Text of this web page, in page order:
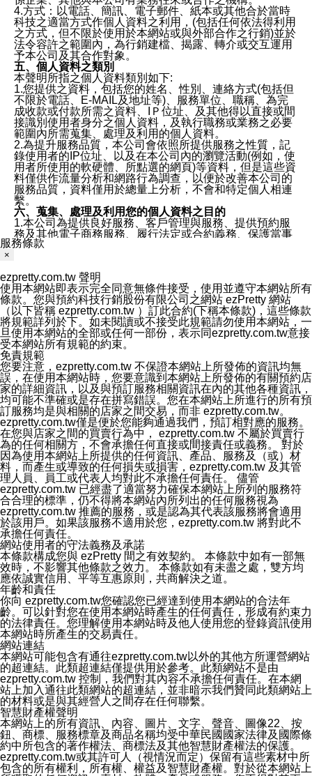
4.方式：以電話、簡訊、電子郵件、紙本或其他合於當時
科技之適當方式作個人資料之利用，(包括任何依法得利用
之方式，但不限於使用於本網站或與外部合作之行銷)並於
法令容許之範圍內，為行銷建檔、揭露、轉介或交互運用
予本公司及其合作對象。
五、個人資料之類別
本聲明所指之個人資料類別如下:
1.您提供之資料，包括您的姓名、性別、連絡方式(包括但
不限於電話、E-MAIL及地址等)、服務單位、職稱、為完
成收款或付款所需之資料、IＰ位址、及其他得以直接或間
接識別使用者身分之個人資料，及執行職務或業務之必要
範圍內所需蒐集、處理及利用的個人資料。
2.為提升服務品質，本公司會依照所提供服務之性質，記
錄使用者的IP位址、以及在本公司內的瀏覽活動(例如，使
用者所使用的軟硬體、所點選的網頁)等資料，但是這些資
料僅供作流量分析和網路行為調查，以便於改善本公司的
服務品質，資料僅用於總量上分析，不會和特定個人相連
繫。
六、蒐集、處理及利用您的個人資料之目的
1.本公司為提供良好服務、客戶管理與服務、提供預約服
務及其他電子商務服務、履行法定或合約義務、保護當事
人及相關利害關係人之權益、售後服務、經營合於營業登
蒐集、處理及利用您的個人資料。
2.本公司僅蒐集為執行上述特定目的所必要提供之個人資
料，並在前揭特定目的存續期間及法令規定之期間內，以
有利於達成前揭特定目的之方式(包括但不限於電腦處理、
郵寄、電話、傳真)，於中華民國境內及法令許可之範圍內
加以處理及利用。
七、資料安全性
1、本公司ezPretty網站平台使用企業標準慣例來保護您個
人辨認資料的秘密性，特別使用最高等級亞馬遜機房及防
火牆來強化資訊安全，防止駭客攻擊以及異地備援。
2.本公司ezPretty網站將資料視為必須保護其免於滅失及未
經授權而存取的資產，本公司使用多項安全措施以保護此
類資料免於公司內外部的會員未經授權的存取。
八、查詢或更正的方式
用戶個人資料有變更、或發現個人資料不正確的時候，可
以隨時在本公司ezPretty網站中要求更正，包括要求停止
寄發相關訊息等。
九、Instagram貼文同步功能
您可以透過ezPretty店家系統後台所提供Instagram貼文同
步功能，來將Instagram的貼文同步到 ezPretty 的作品集，
使用此功能您需要授權本公司存取您的Instagram帳號，您
的授權將僅用於同步您的貼文至店家系統。
十、取消Instagram授權方式
如果您有使用ezPretty網站所提供Instagram貼文同步功
能，您可以於任何時間取消您的 Instagram 授權，只需要
透過電子郵件和服務人員聯絡，本公司會盡快清除您的授
權資料，或是您可以登入店家系統後台使用取消授權功
能，系統將立即清除您的授權資料，並完全清除您透過此
功能所同步的Instagram貼文。
十一、取消帳號資料方式
如果您有使用本公司ezPretty網站所提供功能，您可以於
任何時間取消您的帳號或是資料，只需要透過電子郵件( e-
mail:[email protected])和服務人員聯絡，本公司會盡快清
除您的帳號和相關資料。
十二、隱私權聲明的更新
本公司將不定時更新隱私權聲明，以反映服務的變更和顧
客的意見反應。當本公司更新此隱私權聲明，您將在
ezPretty網站 首頁上看到隱私權聲明連結旁的 "updated"
註記。如果聲明的內容有所變更，或是處理您個人資訊的
方式有所變動，本公司一定會先更新隱私權聲明才會接著
執行該項變更措施。本公司鼓勵您定期檢視隱私權聲明，
以得知 ezPretty 網站如何保護您的個人資訊。
十三、自我保護措施
請妥善保管您的使用者名稱、密碼及個人資料，不要提供
給任何人。在您完成個人化服務之使用後，請務必記得登
服務條款
×
ezpretty.com.tw 聲明
使用本網站即表示完全同意無條件接受，使用並遵守本網站所有
條款。您與預約科技行銷股份有限公司之網站 ezPretty 網站
（以下皆稱 ezpretty.com.tw ）訂此合約(下稱本條款)，這些條款
將規範詳列於下。如未閱讀或不接受此規範請勿使用本網站，一
旦使用本網站的全部或任何一部份，表示同ezpretty.com.tw意接
受本網站所有規範的約束。
免責規範
您要注意，ezpretty.com.tw 不保證本網站上所發佈的資訊均無
誤，在使用本網站時，您要意識到本網站上所發佈的有關預約店
家的詳細資訊，以及與預訂服務相關資訊在內的其他各種資訊，
均可能不準確或是存在拼寫錯誤。您在本網站上所進行的所有預
訂服務均是與相關的店家之間交易，而非 ezpretty.com.tw。
ezpretty.com.tw僅是便於您能夠通過我們，預訂相對應的服務。
在您與店家之間的買賣行為中， ezpretty.com.tw 不屬於買賣行
為的任何相關方，不會承擔任何直接或間接責任或義務。 對於
因為使用本網站上所提供的任何資訊、產品、服務及（或）材
料，而產生或導致的任何損失或損害，ezpretty.com.tw 及其管
理人員、員工或代表人均對此不承擔任何責任。 儘管
ezpretty.com.tw 已經盡了適當努力確保本網站上所列的服務符
合合理的標準，仍不得將本網站內所列出的任何服務視為
ezpretty.com.tw 推薦的服務，或是認為其代表該服務將會適用
於該用戶。如果該服務不適用於您，ezpretty.com.tw 將對此不
承擔任何責任。
網站使用者的守法義務及承諾
本條款構成您與 ezPretty 間之有效契約。 本條款中如有一部無
效時，不影響其他條款之效力。 本條款如有未盡之處，雙方均
應依誠實信用、平等互惠原則，共商解決之道。
年齡和責任
你向 ezpretty.com.tw您確認您已經達到使用本網站的合法年
齡。可以針對您在使用本網站時產生的任何責任，形成有約束力
的法律責任。您理解使用本網站時及他人使用您的登錄資訊使用
本網站時所產生的交易責任。
網站連結
本網站可能包含有通往ezpretty.com.tw以外的其他方所運營網站
的超連結。此類超連結僅提供用於參考。此類網站不是由
ezpretty.com.tw 控制，我們對其內容不承擔任何責任。在本網
站上加入通往此類網站的超連結，並非暗示我們贊同此類網站上
的材料或是與其經營人之間存在任何聯繫。
智慧財產權聲明
本網站上的所有資訊、內容、圖片、文字、聲音、圖像22、按
鈕、商標、服務標章及商品名稱均受中華民國國家法律及國際條
約中所包含的著作權法、商標法及其他智慧財產權法的保護。
ezpretty.com.tw或其許可人（視情況而定）保留有這些素材中所
包含的所有權利，所有權、權益及智慧財產權。對於從本網站上